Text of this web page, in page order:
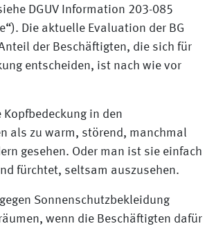
DGUV Information 203-085
Die aktuelle Evaluation der BG
Anteil der Beschäftigten, die sich für
entscheiden, ist nach wie vor
Kopfbedeckung in den
als zu warm, störend, manchmal
gesehen. Oder man ist sie einfach
fürchtet, seltsam auszusehen.
Sonnenschutzbekleidung
wenn die Beschäftigten dafür